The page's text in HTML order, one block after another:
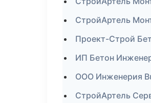
СтройАртель
Проект-Строй
ИП Бетон
ООО Инженерия
СтройАртель